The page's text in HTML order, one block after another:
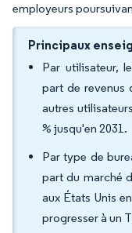
employeurs
Principaux
Par utilisateur,
part de revenus
autres
% jusqu'en 2031.
Par type de
part du marché
aux États Unis
progresser à un